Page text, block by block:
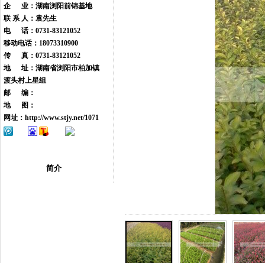
企 业：湖南浏阳前锦基地
联 系 人：袁先生
电 话：0731-83121052
移动电话：18073310900
传 真：0731-83121052
地 址：湖南省浏阳市柏加镇
渡头村上星组
邮 编：
地 图：
网址： http://www.stjy.net/1071
简介